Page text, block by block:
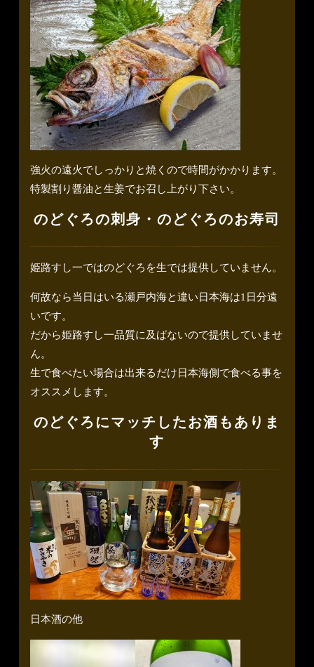
強火の遠火でしっかりと焼くので時間がかかります。
特製割り醤油と生姜でお召し上がり下さい。
のどぐろの刺身・のどぐろのお寿司
姫路すし一ではのどぐろを生では提供していません。
何故なら当日はいる瀬戸内海と違い日本海は1日分遠
いです。
だから姫路すし一品質に及ばないので提供していませ
ん。
生で食べたい場合は出来るだけ日本海側で食べる事を
オススメします。
のどぐろにマッチしたお酒もありま
す
日本酒の他